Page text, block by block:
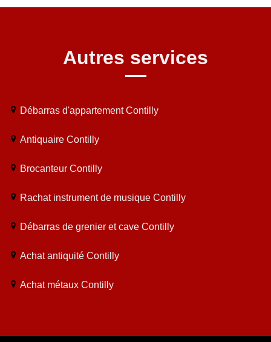
Autres services
Débarras d'appartement Contilly
Antiquaire Contilly
Brocanteur Contilly
Rachat instrument de musique Contilly
Débarras de grenier et cave Contilly
Achat antiquité Contilly
Achat métaux Contilly